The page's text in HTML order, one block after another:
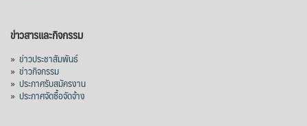
ข่าวสารและกิจกรรม
» ข่าวประชาสัมพันธ์
» ข่าวกิจกรรม
» ประกาศรับสมัครงาน
» ประกาศจัดซื้อจัดจ้าง